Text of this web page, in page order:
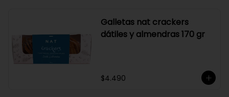
Galletas nat crackers
dátiles y almendras 170 gr
$4.490